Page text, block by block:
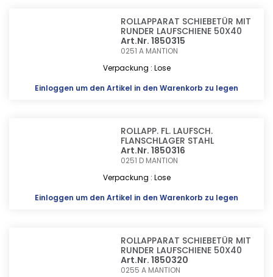
ROLLAPPARAT SCHIEBETÜR MIT
RUNDER LAUFSCHIENE 50X40
Art.Nr. 1850315
0251 A MANTION
Verpackung : Lose
Einloggen um den Artikel in den Warenkorb zu legen
ROLLAPP. FL. LAUFSCH.
FLANSCHLAGER STAHL
Art.Nr. 1850316
0251 D MANTION
Verpackung : Lose
Einloggen um den Artikel in den Warenkorb zu legen
ROLLAPPARAT SCHIEBETÜR MIT
RUNDER LAUFSCHIENE 50X40
Art.Nr. 1850320
0255 A MANTION